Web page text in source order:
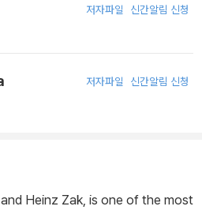
저자파일 신간알림 신청
저자파일 신간알림 신청
Heinz Zak, is one of the most